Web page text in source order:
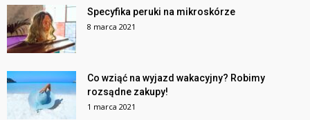
Specyfika peruki na mikroskórze
8 marca 2021
Co wziąć na wyjazd wakacyjny? Robimy
rozsądne zakupy!
1 marca 2021